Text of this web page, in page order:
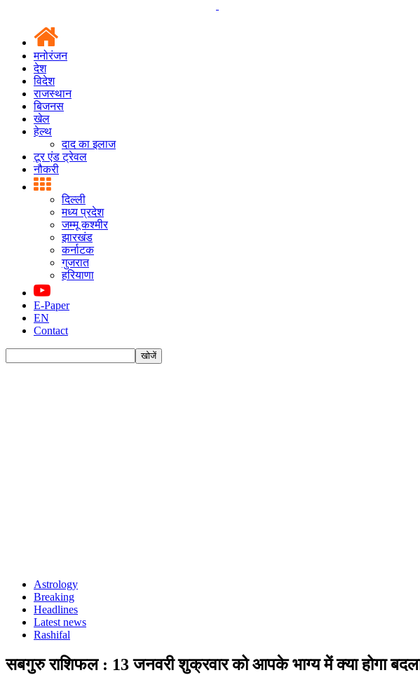
मनोरंजन
देश
विदेश
राजस्थान
बिजनस
खेल
हेल्थ
दाद का इलाज
टूर एंड ट्रेवल
नौकरी
दिल्ली
मध्य प्रदेश
जम्मू कश्मीर
झारखंड
कर्नाटक
गुजरात
हरियाणा
E-Paper
EN
Contact
Astrology
Breaking
Headlines
Latest news
Rashifal
सबगुरु राशिफल : 13 जनवरी शुक्रवार को आपके भाग्य में क्या होगा